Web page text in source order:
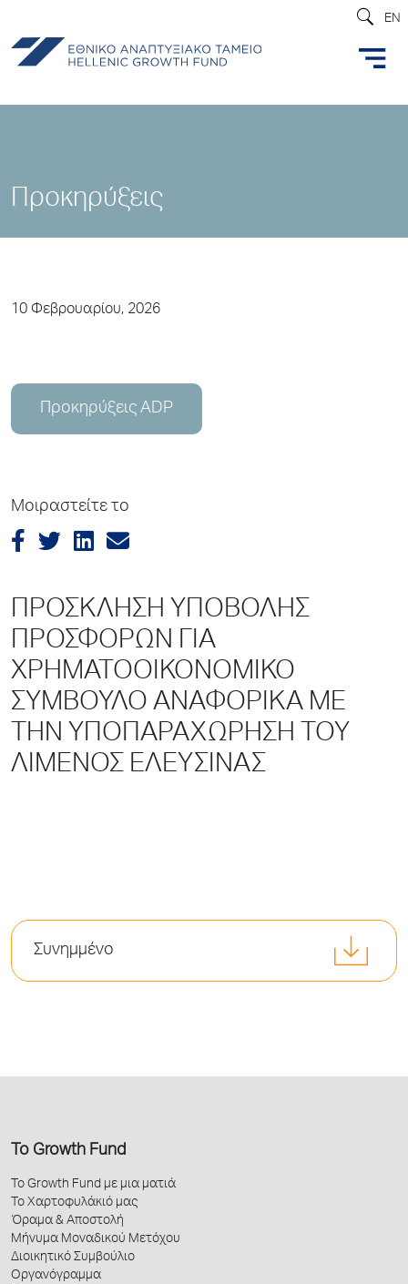
EN
Προκηρύξεις
10 Φεβρουαρίου, 2026
Προκηρύξεις ADP
Μοιραστείτε το
ΠΡΟΣΚΛΗΣΗ ΥΠΟΒΟΛΗΣ
ΠΡΟΣΦΟΡΩΝ ΓΙΑ
ΧΡΗΜΑΤΟΟΙΚΟΝΟΜΙΚΟ
ΣΥΜΒΟΥΛΟ ΑΝΑΦΟΡΙΚΑ ΜΕ
ΤΗΝ ΥΠΟΠΑΡΑΧΩΡΗΣΗ ΤΟΥ
ΛΙΜΕΝΟΣ ΕΛΕΥΣΙΝΑΣ
Συνημμένο
Το Growth Fund
Το Growth Fund με μια ματιά
Το Χαρτοφυλάκιό μας
Όραμα & Αποστολή
Μήνυμα Μοναδικού Μετόχου
Διοικητικό Συμβούλιο
Οργανόγραμμα